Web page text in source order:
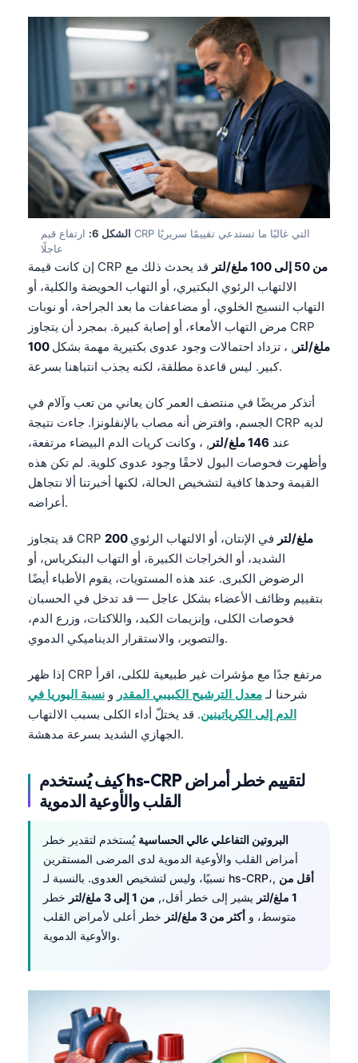
الشكل 6:
ارتفاع قيم CRP التي غالبًا ما تستدعي تقييمًا سريريًا
عاجلًا
إن كانت قيمة CRP من 50 إلى 100 ملغ/لتر
قد يحدث ذلك مع
الالتهاب الرئوي البكتيري، أو التهاب الحويضة والكلية، أو
التهاب النسيج الخلوي، أو مضاعفات ما بعد الجراحة، أو نوبات
مرض التهاب الأمعاء، أو إصابة كبيرة. بمجرد أن يتجاوز CRP
100 ملغ/لتر , ، تزداد احتمالات وجود عدوى بكتيرية مهمة بشكل
كبير. ليس قاعدة مطلقة، لكنه يجذب انتباهنا بسرعة.
أتذكر مريضًا في منتصف العمر كان يعاني من تعب وآلام في
الجسم، وافترض أنه مصاب بالإنفلونزا. جاءت نتيجة CRP لديه
عند 146 ملغ/لتر
, ، وكانت كريات الدم البيضاء مرتفعة،
وأظهرت فحوصات البول لاحقًا وجود عدوى كلوية. لم تكن هذه
القيمة وحدها كافية لتشخيص الحالة، لكنها أخبرتنا ألا نتجاهل
أعراضه.
قد يتجاوز CRP 200 ملغ/لتر في الإنتان، أو الالتهاب الرئوي
الشديد، أو الخراجات الكبيرة، أو التهاب البنكرياس، أو
الرضوض الكبرى. عند هذه المستويات، يقوم الأطباء أيضًا
بتقييم وظائف الأعضاء بشكل عاجل — قد تدخل في الحسبان
فحوصات الكلى، وإنزيمات الكبد، واللاكتات، وزرع الدم،
والتصوير، والاستقرار الديناميكي الدموي.
إذا ظهر CRP مرتفع جدًا مع مؤشرات غير طبيعية للكلى، اقرأ
شرحنا لـمعدل الترشيح الكبيبي المقدر و نسبة اليوريا في
الدم إلى الكرياتينين. قد يختلّ أداء الكلى بسبب الالتهاب
الجهازي الشديد بسرعة مدهشة.
كيف يُستخدم hs-CRP لتقييم خطر أمراض
القلب والأوعية الدموية
البروتين التفاعلي عالي الحساسية يُستخدم لتقدير خطر
أمراض القلب والأوعية الدموية لدى المرضى المستقرين
نسبيًا، وليس لتشخيص العدوى. بالنسبة لـ hs-CRP،, أقل من
1 ملغ/لتر
يشير إلى خطر أقل،, من 1 إلى 3 ملغ/لتر
خطر
متوسط، و أكثر من 3 ملغ/لتر
خطر أعلى لأمراض القلب
والأوعية الدموية.
Occitan
العربية المغربية
ພາສາລາວ
Basa Jawa
Cebuano
ئۇيغۇرچە
Кыргызча
Татар теле
Беларуская мова
Frysk
Ślōnskŏ gŏdka
Norsk bokmål